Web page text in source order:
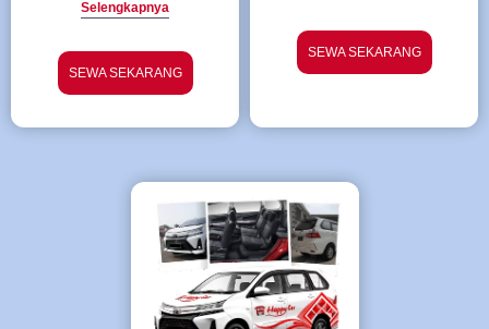
Selengkapnya
SEWA SEKARANG
SEWA SEKARANG